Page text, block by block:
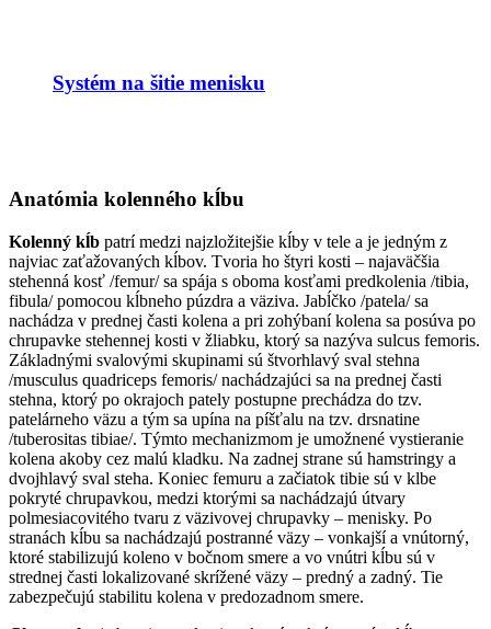
Systém na šitie menisku
Anatómia kolenného kĺbu
Kolenný kĺb patrí medzi najzložitejšie kĺby v tele a je jedným z
najviac zaťažovaných kĺbov. Tvoria ho štyri kosti – najaväčšia
stehenná kosť /femur/ sa spája s oboma kosťami predkolenia /tibia,
fibula/ pomocou kĺbneho púzdra a väziva. Jabĺčko /patela/ sa
nachádza v prednej časti kolena a pri zohýbaní kolena sa posúva po
chrupavke stehennej kosti v žliabku, ktorý sa nazýva sulcus femoris.
Základnými svalovými skupinami sú štvorhlavý sval stehna
/musculus quadriceps femoris/ nachádzajúci sa na prednej časti
stehna, ktorý po okrajoch pately postupne prechádza do tzv.
patelárneho väzu a tým sa upína na píšťalu na tzv. drsnatine
/tuberositas tibiae/. Týmto mechanizmom je umožnené vystieranie
kolena akoby cez malú kladku. Na zadnej strane sú hamstringy a
dvojhlavý sval steha. Koniec femuru a začiatok tibie sú v klbe
pokryté chrupavkou, medzi ktorými sa nachádzajú útvary
polmesiacovitého tvaru z väzivovej chrupavky – menisky. Po
stranách kĺbu sa nachádzajú postranné väzy – vonkajší a vnútorný,
ktoré stabilizujú koleno v bočnom smere a vo vnútri kĺbu sú v
strednej časti lokalizované skrížené väzy – predný a zadný. Tie
zabezpečujú stabilitu kolena v predozadnom smere.